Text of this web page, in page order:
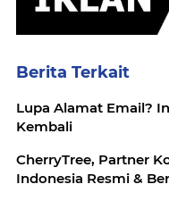
Berita Terkait
Lupa Alamat Email?
Kembali
CherryTree, Partner
Indonesia Resmi &